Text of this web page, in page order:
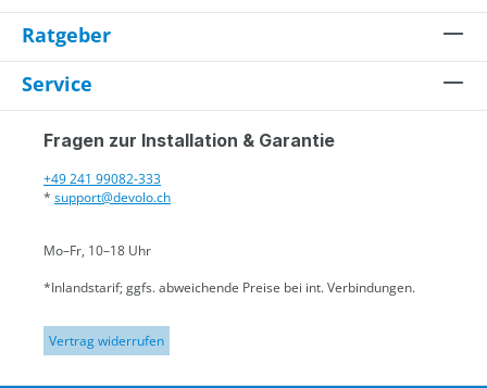
Ratgeber
Service
Fragen zur Installation & Garantie
+49 241 99082-333
* support@devolo.ch
Mo–Fr, 10–18 Uhr
*Inlandstarif; ggfs. abweichende Preise bei int. Verbindungen.
Vertrag widerrufen